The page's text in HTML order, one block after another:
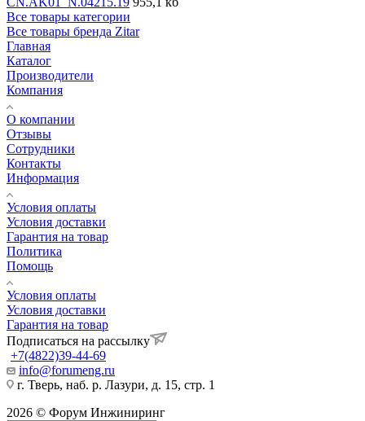
Все товары категории
Все товары бренда Zitar
Главная
Каталог
Производители
Компания
О компании
Отзывы
Сотрудники
Контакты
Информация
Условия оплаты
Условия доставки
Гарантия на товар
Политика
Помощь
Условия оплаты
Условия доставки
Гарантия на товар
Подписаться на рассылку
+7(4822)39-44-69
info@forumeng.ru
г. Тверь, наб. р. Лазури, д. 15, стр. 1
2026 © Форум Инжиниринг